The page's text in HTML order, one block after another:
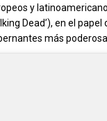
y
Dead’), en el
más